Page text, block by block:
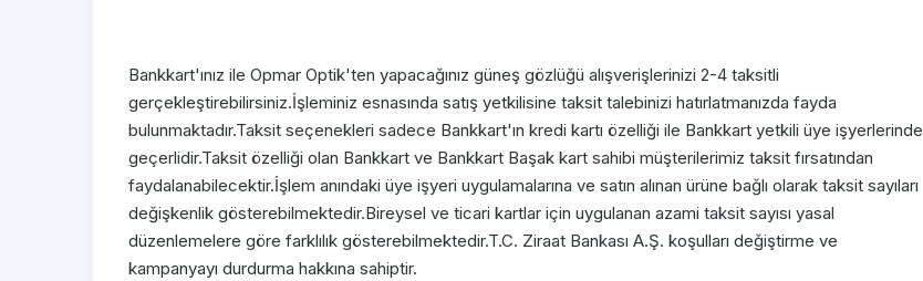
Bankkart'ınız ile Opmar Optik'ten yapacağınız güneş gözlüğü alışverişlerinizi 2-4 taksitli
gerçekleştirebilirsiniz.İşleminiz esnasında satış yetkilisine taksit talebinizi hatırlatmanızda fayda
bulunmaktadır.Taksit seçenekleri sadece Bankkart'ın kredi kartı özelliği ile Bankkart yetkili üye işyerlerinde
geçerlidir.Taksit özelliği olan Bankkart ve Bankkart Başak kart sahibi müşterilerimiz taksit fırsatından
faydalanabilecektir.İşlem anındaki üye işyeri uygulamalarına ve satın alınan ürüne bağlı olarak taksit sayıları
değişkenlik gösterebilmektedir.Bireysel ve ticari kartlar için uygulanan azami taksit sayısı yasal
düzenlemelere göre farklılık gösterebilmektedir.T.C. Ziraat Bankası A.Ş. koşulları değiştirme ve
kampanyayı durdurma hakkına sahiptir.